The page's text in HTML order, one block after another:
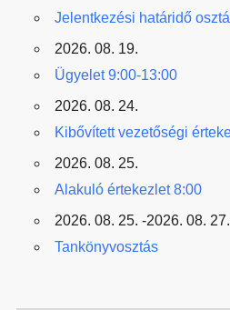
Jelentkezési határidő
2026. 08. 19.
Ügyelet 9:00-13:00
2026. 08. 24.
Kibővített vezetőségi
2026. 08. 25.
Alakuló értekezlet 8:00
2026. 08. 25. -2026. 08. 27.
Tankönyvosztás